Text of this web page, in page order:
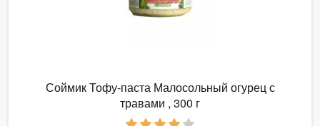
Соймик Тофу-паста Малосольный огурец с
травами , 300 г